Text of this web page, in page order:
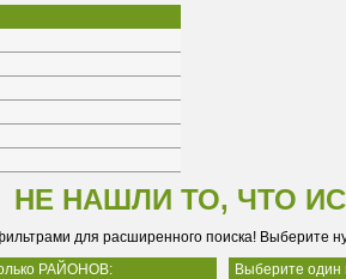
НЕ НАШЛИ ТО, ЧТО
для расширенного поиска! Выберите
РАЙОНОВ:
Выберите